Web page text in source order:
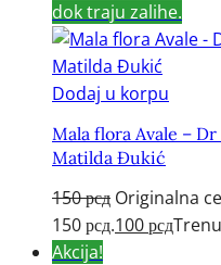
dok traju zalihe.
Dodaj u korpu
Mala flora Avale –
Matilda Đukić
150рсд Originalna
150 рсд.100рсд
Akcija!